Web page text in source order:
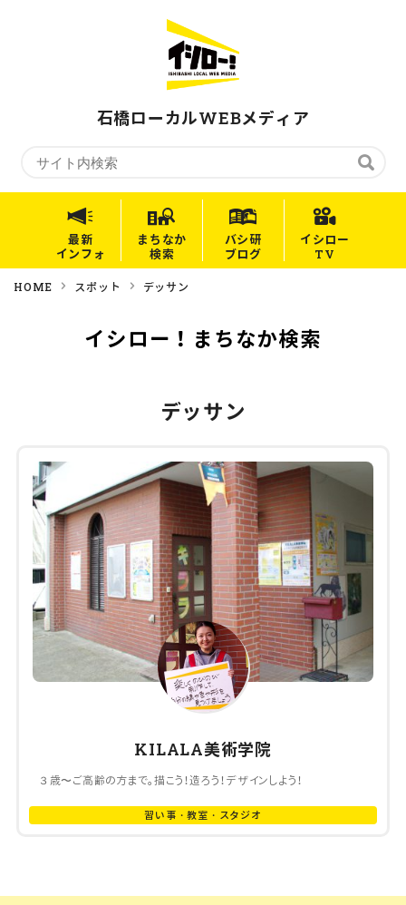
石橋ローカルWEBメディア
最新
インフォ
まちなか
検索
バシ研
ブログ
イシロー
TV
HOME スポット デッサン
イシロー！まちなか検索
デッサン
KILALA美術学院
３歳〜ご高齢の方まで。描こう！造ろう！デザインしよう！
習い事・教室・スタジオ